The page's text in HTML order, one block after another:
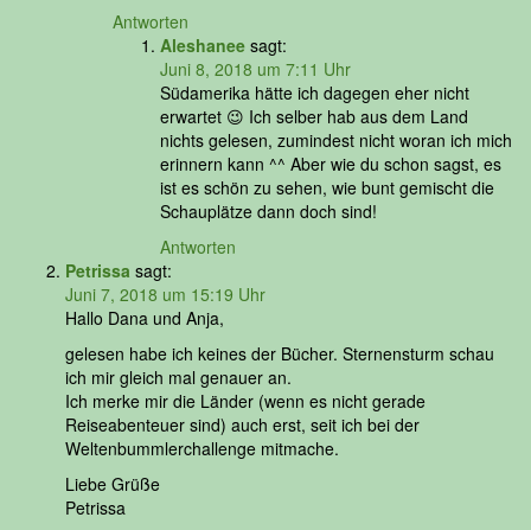
Antworten
Aleshanee sagt:
Juni 8, 2018 um 7:11 Uhr
Südamerika hätte ich dagegen eher nicht
erwartet 😉 Ich selber hab aus dem Land
nichts gelesen, zumindest nicht woran ich mich
erinnern kann ^^ Aber wie du schon sagst, es
ist es schön zu sehen, wie bunt gemischt die
Schauplätze dann doch sind!
Antworten
Petrissa sagt:
Juni 7, 2018 um 15:19 Uhr
Hallo Dana und Anja,
gelesen habe ich keines der Bücher. Sternensturm schau
ich mir gleich mal genauer an.
Ich merke mir die Länder (wenn es nicht gerade
Reiseabenteuer sind) auch erst, seit ich bei der
Weltenbummlerchallenge mitmache.
Liebe Grüße
Petrissa